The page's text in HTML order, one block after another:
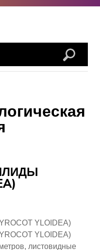
YLOIDEA)
YLOIDEA)
листовидные